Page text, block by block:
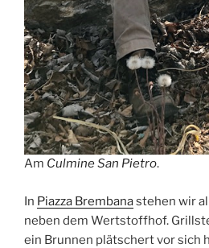
Am Culmine San Pietro.
In Piazza Brembanastehen wir
neben dem Wertstoffhof.
ein Brunnen plätschert vor sich